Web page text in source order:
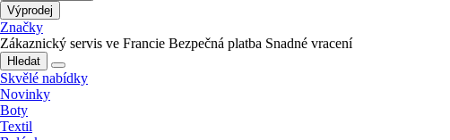
Výprodej
Značky
Zákaznický servis ve Francie Bezpečná platba Snadné vracení
Hledat
Skvělé nabídky
Novinky
Boty
Textil